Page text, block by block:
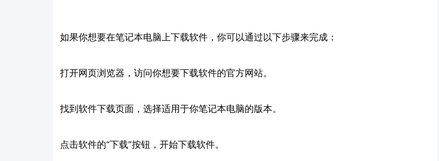
如果你想要在笔记本电脑上下载软件，你可以通过以下步骤来完成：
打开网页浏览器，访问你想要下载软件的官方网站。
找到软件下载页面，选择适用于你笔记本电脑的版本。
点击软件的“下载”按钮，开始下载软件。